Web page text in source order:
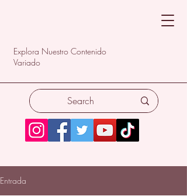
Explora Nuestro Contenido
Variado
Entrada